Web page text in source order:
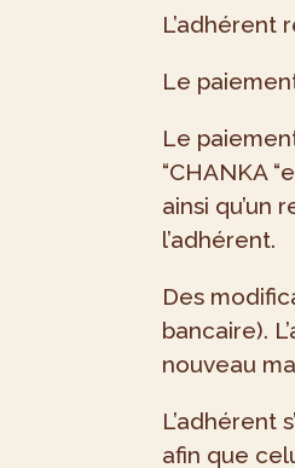
L’adhérent
Le
Le
“CHANKA
ainsi qu’un
l’adhérent.
Des
bancaire).
nouveau
L’adhérent
afin que